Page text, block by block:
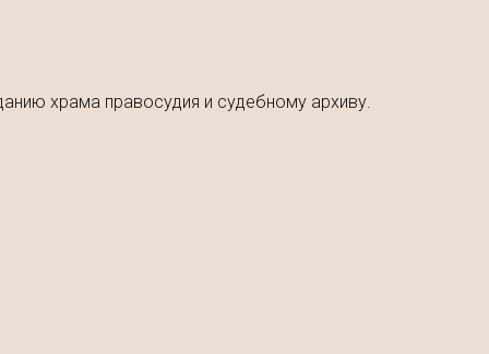
храма правосудия и судебному архиву.